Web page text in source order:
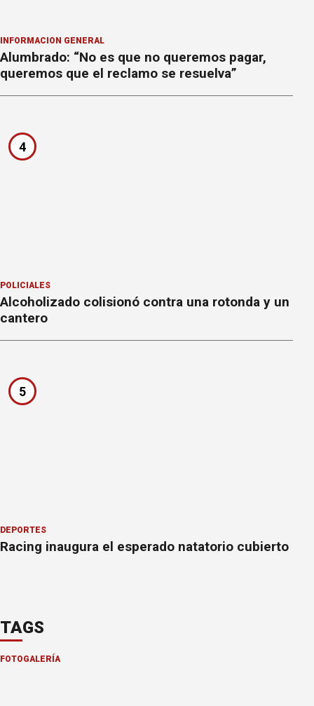
INFORMACION GENERAL
Alumbrado: “No es que no queremos pagar,
queremos que el reclamo se resuelva”
4
POLICIALES
Alcoholizado colisionó contra una rotonda y un
cantero
5
DEPORTES
Racing inaugura el esperado natatorio cubierto
TAGS
FOTOGALERÍA